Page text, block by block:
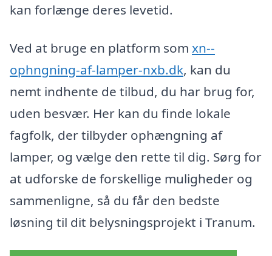
kan forlænge deres levetid.
Ved at bruge en platform som xn--
ophngning-af-lamper-nxb.dk, kan du
nemt indhente de tilbud, du har brug for,
uden besvær. Her kan du finde lokale
fagfolk, der tilbyder ophængning af
lamper, og vælge den rette til dig. Sørg for
at udforske de forskellige muligheder og
sammenligne, så du får den bedste
løsning til dit belysningsprojekt i Tranum.